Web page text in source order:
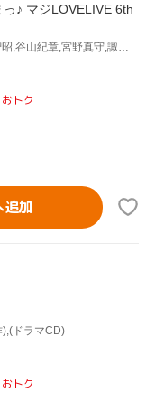
♪ マジLOVELIVE 6th
トク
追加
ドラマCD)
トク